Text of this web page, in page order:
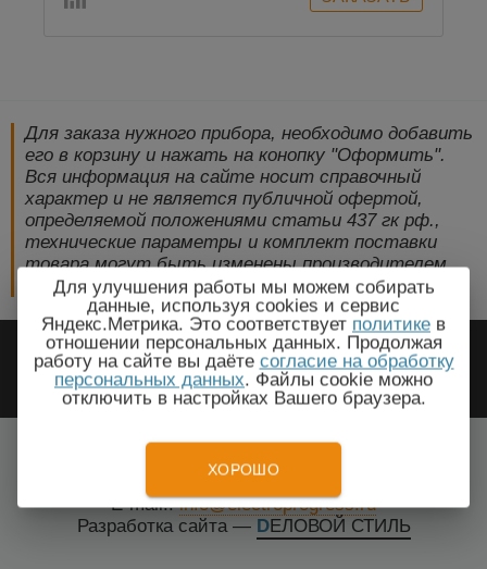
Для заказа нужного прибора, необходимо добавить
его в корзину и нажать на конопку "Оформить".
Вся информация на сайте носит справочный
характер и не является публичной офертой,
определяемой положениями статьи 437 гк рф.,
технические параметры и комплект поставки
товара могут быть изменены производителем
без предварительного уведомления!
2009-2026 © ЭлектроПрогресс -
Электротехническое оборудование
Раздан, Котайкская область
Тел.: +7(499) 648-87-27
E-mail.:info@electroprogress.ru
Разработка сайта — DЕЛОВОЙ СТИЛЬ
Для улучшения работы мы можем собирать
данные, используя cookies и сервис
Яндекс.Метрика. Это соответствует политике в
отношении персональных данных. Продолжая
работу на сайте вы даёте согласие на обработку
персональных данных. Файлы cookie можно
отключить в настройках Вашего браузера.
ХОРОШО